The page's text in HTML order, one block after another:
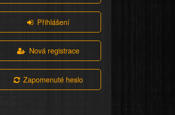
Přihlášení
Nová registrace
Zapomenuté heslo